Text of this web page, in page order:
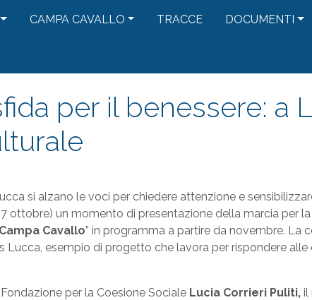
CAMPA CAVALLO TRACCE DOCUMENTI
per il benessere: a
si alzano le voci per chiedere attenzione e
ottobre) un momento di presentazione della marcia per
Campa Cavallo” in programma a partire da novembre. La
Lucca, esempio di progetto che lavora per rispondere
per la Coesione Sociale Lucia Corrieri Puliti, il